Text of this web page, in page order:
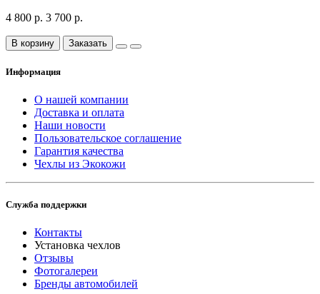
4 800 р. 3 700 р.
В корзину Заказать
Информация
О нашей компании
Доставка и оплата
Наши новости
Пользовательское соглашение
Гарантия качества
Чехлы из Экокожи
Служба поддержки
Контакты
Установка чехлов
Отзывы
Фотогалереи
Бренды автомобилей